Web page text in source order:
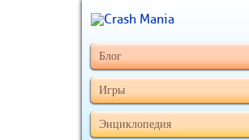
Блог
Игры
Энциклопедия